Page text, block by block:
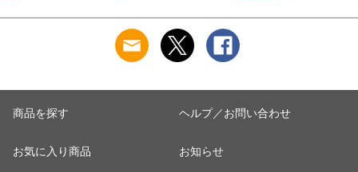
円加算】 tfa9109-
sl200
商品を探す
お気に入り商品
ヘルプ／お問い合わせ
お知らせ